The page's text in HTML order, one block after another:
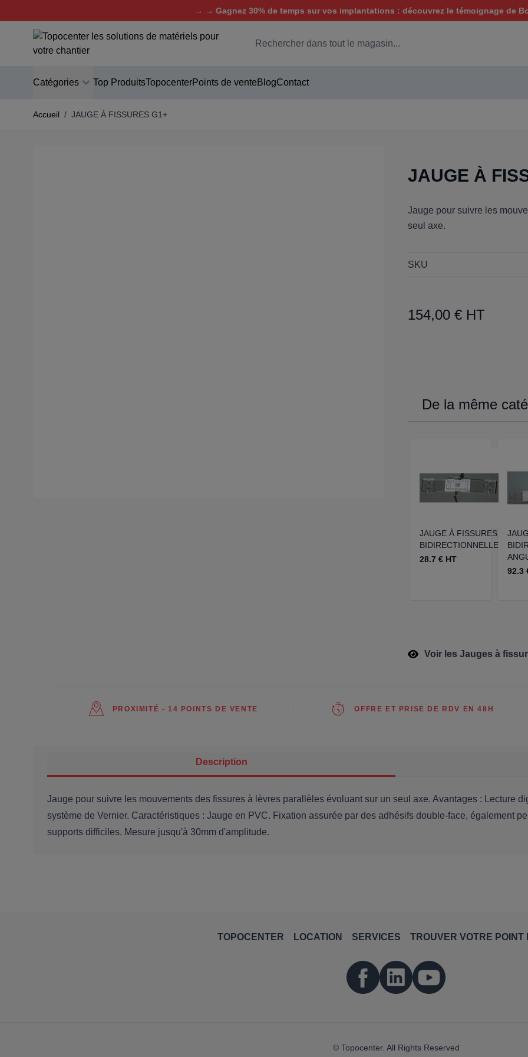
→ → Gagnez 30% de temps sur vos implantations : découvrez le témoignage de
Aller au contenu
Chercher
Catégories Top ProduitsTopocenterPoints de vente BlogContact
Accueil / JAUGE À FISSURES G1+
JAUGE À
Jauge pour suivre les
seul axe.
SKU
154,00 € HT
De la même
JAUGE À FISSURES
BIDIRECTIONNELLE
28.7 € HT
92.3
Voir les Jauges à
PROXIMITÉ - 14 POINTS DE VENTE OFFRE ET PRISE DE RDV EN 48H
Description
Jauge pour suivre les mouvements des fissures à lèvres parallèles évoluant sur un seul axe. Avantages : Lecture
système de Vernier. Caractéristiques : Jauge en PVC. Fixation assurée par des adhésifs double-face, également
supports difficiles. Mesure jusqu'à 30mm d'amplitude.
TOPOCENTER LOCATION SERVICES TROUVER VOTRE POINT
© Topocenter. All Rights Reserved